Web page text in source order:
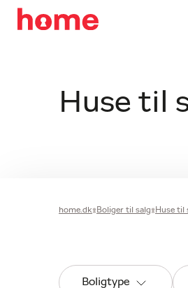
Huse til
home.dk Boliger til salg Huse til
Boligtype